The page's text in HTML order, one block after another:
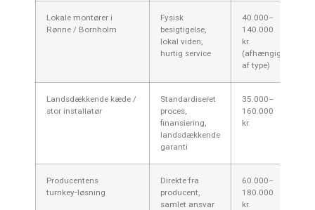
Lokale montører i
Rønne / Bornholm
Fysisk
besigtigelse,
lokal viden,
hurtig service
40.000–
140.000
kr.
(afhængig
af type)
Landsdækkende kæde /
stor installatør
Standardiseret
proces,
finansiering,
landsdækkende
garanti
35.000–
160.000
kr.
Producentens
turnkey‑løsning
Direkte fra
producent,
samlet ansvar
60.000–
180.000
kr.